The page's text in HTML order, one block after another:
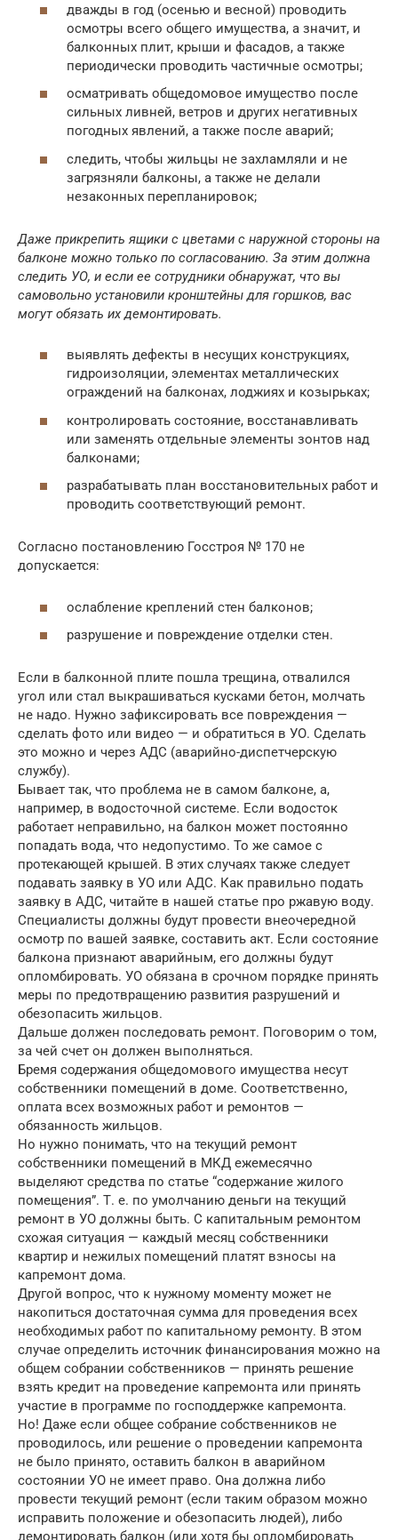
дважды в год (осенью и весной) проводить
осмотры всего общего имущества, а значит, и
балконных плит, крыши и фасадов, а также
периодически проводить частичные осмотры;
осматривать общедомовое имущество после
сильных ливней, ветров и других негативных
погодных явлений, а также после аварий;
следить, чтобы жильцы не захламляли и не
загрязняли балконы, а также не делали
незаконных перепланировок;
Даже прикрепить ящики с цветами с наружной стороны на
балконе можно только по согласованию. За этим должна
следить УО, и если ее сотрудники обнаружат, что вы
самовольно установили кронштейны для горшков, вас
могут обязать их демонтировать.
выявлять дефекты в несущих конструкциях,
гидроизоляции, элементах металлических
ограждений на балконах, лоджиях и козырьках;
контролировать состояние, восстанавливать
или заменять отдельные элементы зонтов над
балконами;
разрабатывать план восстановительных работ и
проводить соответствующий ремонт.
Согласно постановлению Госстроя № 170 не
допускается:
ослабление креплений стен балконов;
разрушение и повреждение отделки стен.
Если в балконной плите пошла трещина, отвалился
угол или стал выкрашиваться кусками бетон, молчать
не надо. Нужно зафиксировать все повреждения —
сделать фото или видео — и обратиться в УО. Сделать
это можно и через АДС (аварийно-диспетчерскую
службу).
Бывает так, что проблема не в самом балконе, а,
например, в водосточной системе. Если водосток
работает неправильно, на балкон может постоянно
попадать вода, что недопустимо. То же самое с
протекающей крышей. В этих случаях также следует
подавать заявку в УО или АДС. Как правильно подать
заявку в АДС, читайте в нашей статье про ржавую воду.
Специалисты должны будут провести внеочередной
осмотр по вашей заявке, составить акт. Если состояние
балкона признают аварийным, его должны будут
опломбировать. УО обязана в срочном порядке принять
меры по предотвращению развития разрушений и
обезопасить жильцов.
Дальше должен последовать ремонт. Поговорим о том,
за чей счет он должен выполняться.
Бремя содержания общедомового имущества несут
собственники помещений в доме. Соответственно,
оплата всех возможных работ и ремонтов —
обязанность жильцов.
Но нужно понимать, что на текущий ремонт
собственники помещений в МКД ежемесячно
выделяют средства по статье “содержание жилого
помещения”. Т. е. по умолчанию деньги на текущий
ремонт в УО должны быть. С капитальным ремонтом
схожая ситуация — каждый месяц собственники
квартир и нежилых помещений платят взносы на
капремонт дома.
Другой вопрос, что к нужному моменту может не
накопиться достаточная сумма для проведения всех
необходимых работ по капитальному ремонту. В этом
случае определить источник финансирования можно на
общем собрании собственников — принять решение
взять кредит на проведение капремонта или принять
участие в программе по господдержке капремонта.
Но! Даже если общее собрание собственников не
проводилось, или решение о проведении капремонта
не было принято, оставить балкон в аварийном
состоянии УО не имеет право. Она должна либо
провести текущий ремонт (если таким образом можно
исправить положение и обезопасить людей), либо
демонтировать балкон (или хотя бы опломбировать